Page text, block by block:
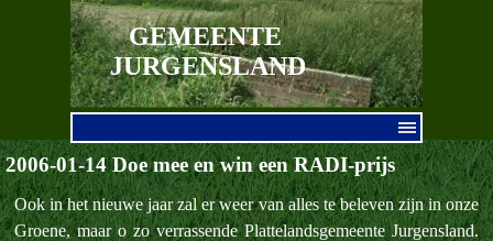
Ga naar de inhoud
GEMEENTE
JURGENSLAND
2006-01-14 Doe mee en win een RADI-prijs
Ook in het nieuwe jaar zal er weer van alles te beleven zijn in onze
Groene, maar o zo verrassende Plattelandsgemeente Jurgensland.